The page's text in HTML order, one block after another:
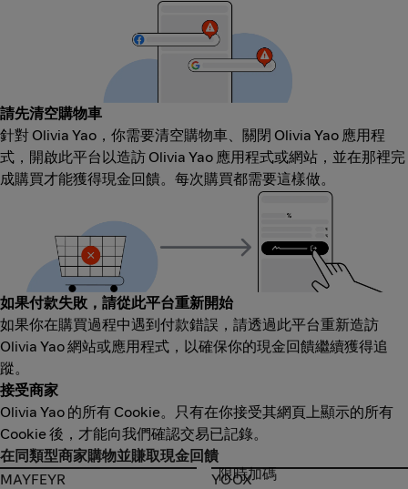
請先清空購物車
針對 Olivia Yao，你需要清空購物車、關閉 Olivia Yao 應用程
式，開啟此平台以造訪 Olivia Yao 應用程式或網站，並在那裡完
成購買才能獲得現金回饋。每次購買都需要這樣做。
如果付款失敗，請從此平台重新開始
如果你在購買過程中遇到付款錯誤，請透過此平台重新造訪
Olivia Yao 網站或應用程式，以確保你的現金回饋繼續獲得追
蹤。
接受商家
Olivia Yao 的所有 Cookie。只有在你接受其網頁上顯示的所有
Cookie 後，才能向我們確認交易已記錄。
在同類型商家購物並賺取現金回饋
MAYFEYR
MAYFEYR
YOOX
限時加碼
YOOX